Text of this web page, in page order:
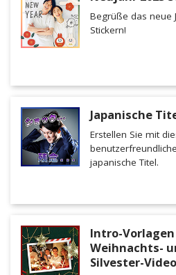
Begrüße das neue
Stickern!
Japanische
Erstellen Sie mit
japanische Titel.
Intro-
Weihnachts-
Silvester-